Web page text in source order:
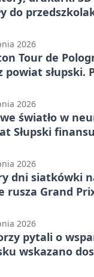
do
2026
Tour de
powiat słupski.
2026
światło w
Słupski
2026
dni siatkówki
rusza Grand
2026
pytali o
wskazano